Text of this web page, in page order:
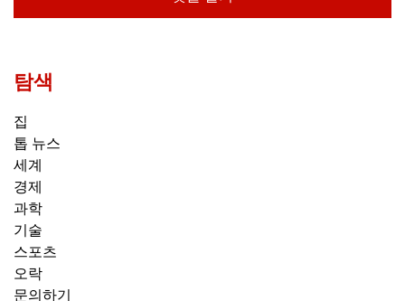
탐색
집
톱 뉴스
세계
경제
과학
기술
스포츠
오락
문의하기